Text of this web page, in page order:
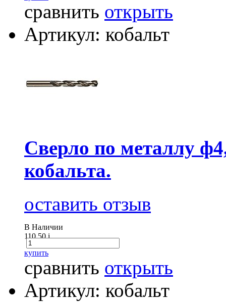
сравнить открыть
Артикул: кобальт
Сверло по металлу
кобальта.
оставить отзыв
В Наличии
110.50i
купить
сравнить открыть
Артикул: кобальт